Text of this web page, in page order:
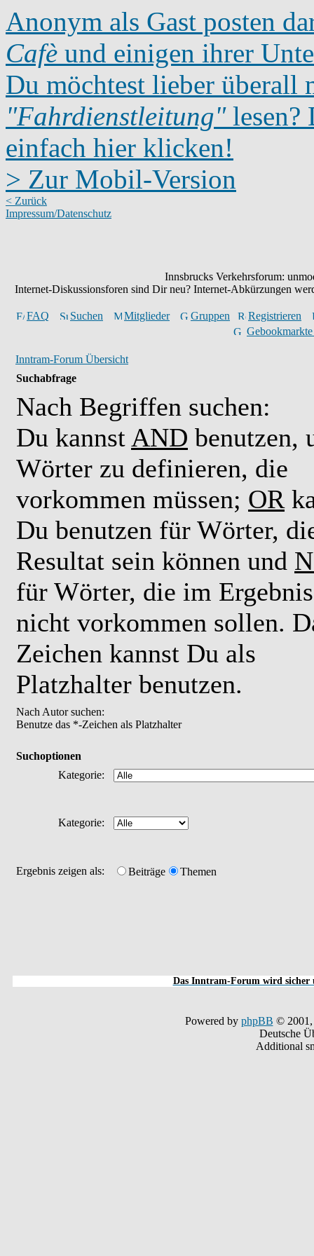
Anonym als Gast posten
Cafè und einigen ihrer
Du möchtest lieber überall
"Fahrdienstleitung"lesen?
einfach hier klicken!
> Zur Mobil-Version
< Zurück
Impressum/Datenschutz
Innsbrucks Verkehrsforum:
Internet-Diskussionsforen sind Dir neu? Internet-Abkürzungen
FAQ Suchen Mitglieder Gruppen
Registrieren
Inntram-Forum Übersicht
Suchabfrage
Nach Begriffen suchen:
Du kannst AND benutzen,
Wörter zu definieren, die
vorkommen müssen; OR
Du benutzen für Wörter,
Resultat sein können und
für Wörter, die im Ergebnis
nicht vorkommen sollen.
Zeichen kannst Du als
Platzhalter benutzen.
Nach Autor suchen:
Benutze das *-Zeichen als Platzhalter
Suchoptionen
Kategorie:
Kategorie:
Ergebnis zeigen als: Beiträge Themen
Das Inntram-Forum wird sicher
Powered by phpBB © 2001,
Deutsche
Additional